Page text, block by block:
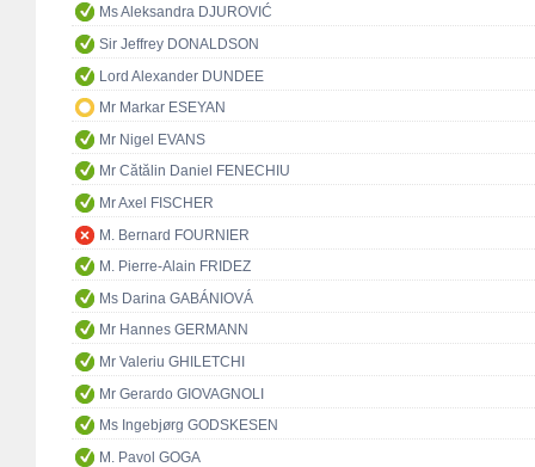
Ms Aleksandra DJUROVIĆ
Sir Jeffrey DONALDSON
Lord Alexander DUNDEE
Mr Markar ESEYAN
Mr Nigel EVANS
Mr Cătălin Daniel FENECHIU
Mr Axel FISCHER
M. Bernard FOURNIER
M. Pierre-Alain FRIDEZ
Ms Darina GABÁNIOVÁ
Mr Hannes GERMANN
Mr Valeriu GHILETCHI
Mr Gerardo GIOVAGNOLI
Ms Ingebjørg GODSKESEN
M. Pavol GOGA